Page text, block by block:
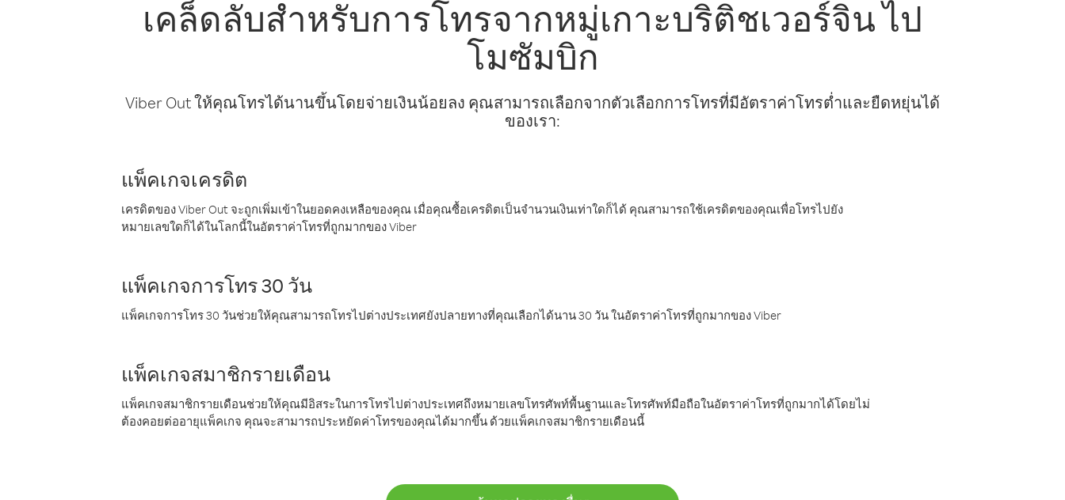
เคล็ดลับสำหรับการโทรจากหมู่เกาะบริติชเวอร์จิน ไป
โมซัมบิก
Viber Out ให้คุณโทรได้นานขึ้นโดยจ่ายเงินน้อยลง คุณสามารถเลือกจากตัวเลือกการโทรที่มีอัตราค่าโทรต่ำและยืดหยุ่นได้
ของเรา:
แพ็คเกจเครดิต
เครดิตของ Viber Out จะถูกเพิ่มเข้าในยอดคงเหลือของคุณ เมื่อคุณซื้อเครดิตเป็นจำนวนเงินเท่าใดก็ได้ คุณสามารถใช้เครดิตของคุณเพื่อโทรไปยัง
หมายเลขใดก็ได้ในโลกนี้ในอัตราค่าโทรที่ถูกมากของ Viber
แพ็คเกจการโทร 30 วัน
แพ็คเกจการโทร 30 วันช่วยให้คุณสามารถโทรไปต่างประเทศยังปลายทางที่คุณเลือกได้นาน 30 วัน ในอัตราค่าโทรที่ถูกมากของ Viber
แพ็คเกจสมาชิกรายเดือน
แพ็คเกจสมาชิกรายเดือนช่วยให้คุณมีอิสระในการโทรไปต่างประเทศถึงหมายเลขโทรศัพท์พื้นฐานและโทรศัพท์มือถือในอัตราค่าโทรที่ถูกมากได้โดยไม่
ต้องคอยต่ออายุแพ็คเกจ คุณจะสามารถประหยัดค่าโทรของคุณได้มากขึ้น ด้วยแพ็คเกจสมาชิกรายเดือนนี้